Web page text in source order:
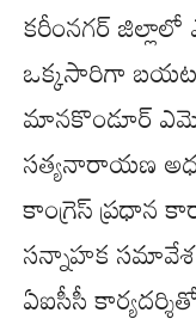
కరీంనగర్ జిల్లాలో
ఒక్కసారిగా
మానకొండూర్‌
సత్యనారాయణ
కాంగ్రెస్ ప్రధాన
సన్నాహక
ఏఐసీసీ